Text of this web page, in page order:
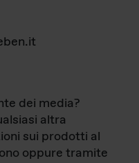
dei media?
altra
sui prodotti al
oppure tramite